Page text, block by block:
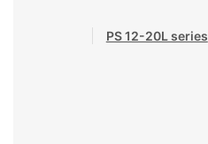
PS 12-20L series